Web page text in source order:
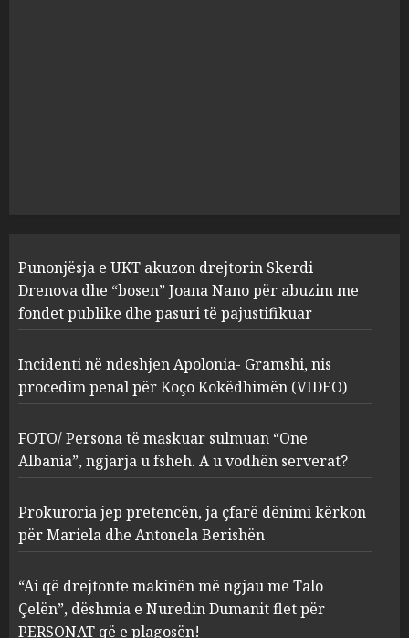
3
sulmuan “One Albania”,
ngjarja u fsheh. A u vodhën
serverat?
MARCH 25, 2025
4
Prokuroria jep pretencën, ja
çfarë dënimi kërkon për
Mariela dhe Antonela
Berishën
MARCH 25, 2025
5
“Ai që drejtonte makinën më
ngjau me Talo Çelën”,
flet për PERSONAT që e
plagosën!
MARCH 25, 2025
Punonjësja e UKT akuzon drejtorin Skerdi
Drenova dhe “bosen” Joana Nano për abuzim me
fondet publike dhe pasuri të pajustifikuar
Incidenti në ndeshjen Apolonia- Gramshi, nis
procedim penal për Koço Kokëdhimën (VIDEO)
FOTO/ Persona të maskuar sulmuan “One
Albania”, ngjarja u fsheh. A u vodhën serverat?
Prokuroria jep pretencën, ja çfarë dënimi kërkon
për Mariela dhe Antonela Berishën
“Ai që drejtonte makinën më ngjau me Talo
Çelën”, dëshmia e Nuredin Dumanit flet për
PERSONAT që e plagosën!